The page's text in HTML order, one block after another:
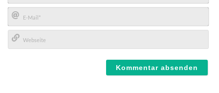
Name*
E-
Mail*